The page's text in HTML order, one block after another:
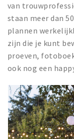
van
staan meer dan
plannen
zijn die je kunt
proeven,
ook nog een